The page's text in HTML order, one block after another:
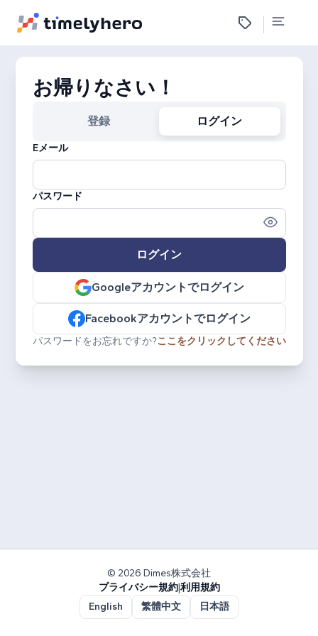
お帰りなさい！
登録 ログイン
Eメール
パスワード
ログイン
Googleアカウントでログイン
Facebookアカウントでログイン
パスワードをお忘れですか?ここをクリックしてください
© 2026 Dimes株式会社
プライバシー規約|利用規約
English
繁體中文 日本語